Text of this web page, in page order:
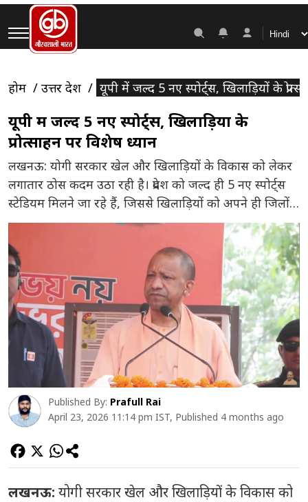
होम उत्तर प्रदेश यूपी में जल्द 5 नए स्पोर्ट्स, खिलाड़ियों के
यूपी में जल्द 5 नए स्पोर्ट्स, खिलाड़ियों के
प्रोत्साहन पर विशेष ध्यान
लखनऊ: योगी सरकार खेल और खिलाड़ियों के विकास को लेकर
लगातार ठोस कदम उठा रही है। प्रदेश को जल्द ही 5 नए स्पोर्ट्स
स्टेडियम मिलने जा रहे हैं, जिससे खिलाड़ियों को अपने ही जिलों
में बेहतर सुविधाएं उपलब्ध हो सकेंगी। सरकार खेल विभाग के
माध्यम से प्रदेश में आधारभूत ढांचे को मजबूत करने और
खिलाड़ियों […]
Published By: Prafull Rai
April 23, 2026 11:14 pm IST, Published 4 months ago
लखनऊ: योगी सरकार खेल और खिलाड़ियों के विकास को